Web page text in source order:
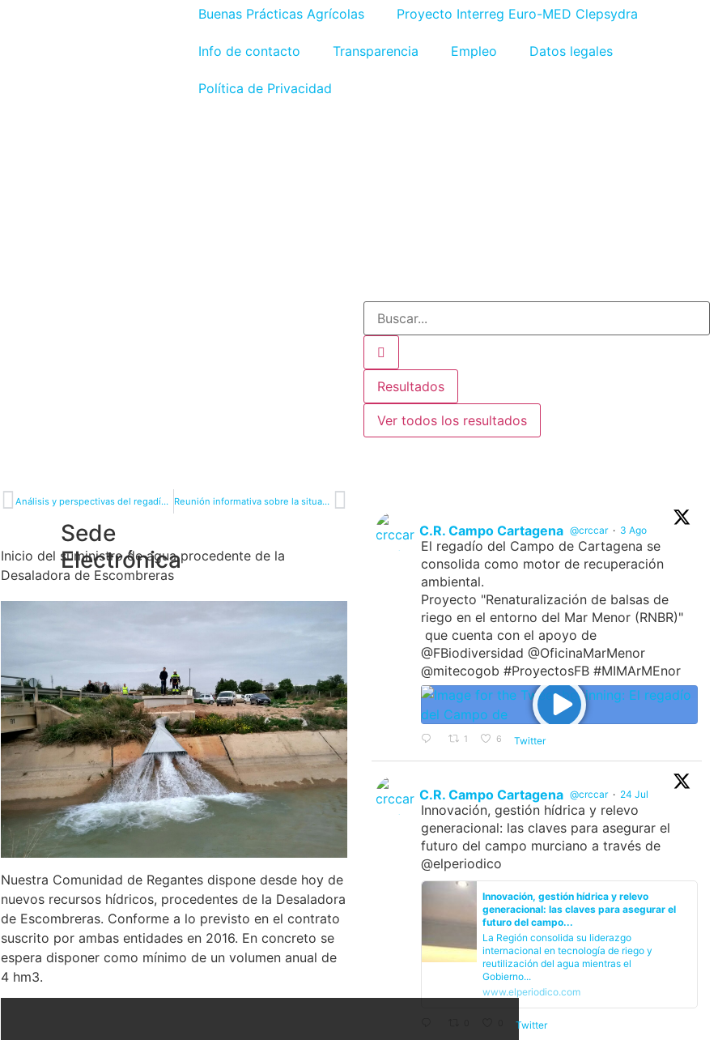
Buenas Prácticas Agrícolas Proyecto Interreg Euro-MED Clepsydra
Info de contacto Transparencia Empleo Datos legales
Política de Privacidad
Resultados
Ver todos los resultados
Sede
Electrónica
Análisis y perspectivas del regadío del Campo de Cartagena Reunión informativa sobre la situación y perspectivas del regadío del Campo de Cartagena
Inicio del suministro de agua procedente de la
Desaladora de Escombreras
Nuestra Comunidad de Regantes dispone desde hoy de
nuevos recursos hídricos, procedentes de la Desaladora
de Escombreras. Conforme a lo previsto en el contrato
suscrito por ambas entidades en 2016. En concreto se
espera disponer como mínimo de un volumen anual de
4 hm3.
C.R. Campo Cartagena @crccar · 3 Ago
El regadío del Campo de Cartagena se
consolida como motor de recuperación
ambiental.
Proyecto "Renaturalización de balsas de
riego en el entorno del Mar Menor (RNBR)"
que cuenta con el apoyo de
@FBiodiversidad @OficinaMarMenor
@mitecogob #ProyectosFB #MIMArMEnor
1 6 Twitter
C.R. Campo Cartagena @crccar · 24 Jul
Innovación, gestión hídrica y relevo
generacional: las claves para asegurar el
futuro del campo murciano a través de
@elperiodico
Innovación, gestión hídrica y relevo
generacional: las claves para asegurar el
futuro del campo...
La Región consolida su liderazgo
internacional en tecnología de riego y
reutilización del agua mientras el
Gobierno...
www.elperiodico.com
Twitter